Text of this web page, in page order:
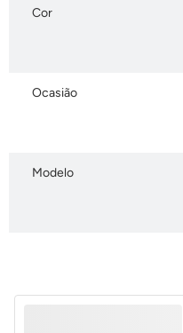
Cor
Ocasião
Modelo